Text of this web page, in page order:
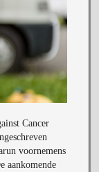
Cancer
voornemens
aankomende